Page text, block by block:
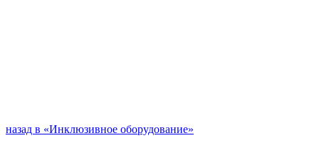
назад в «Инклюзивное оборудование»